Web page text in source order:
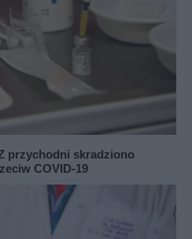
przychodni skradziono
COVID-19